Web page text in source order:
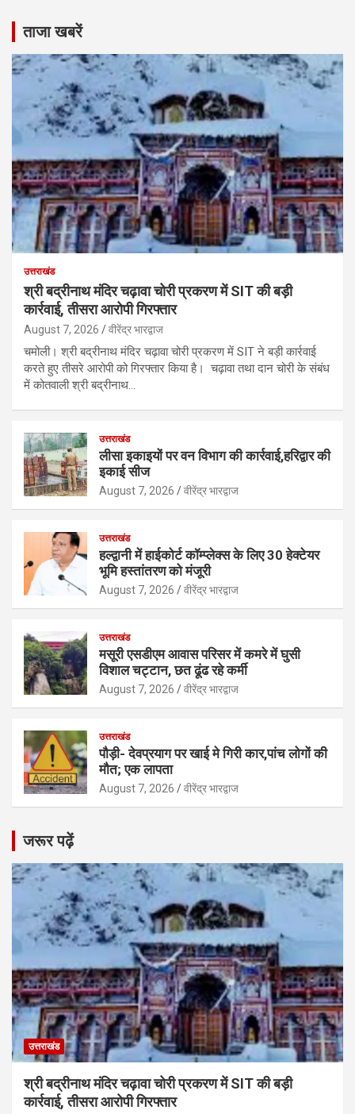
ताजा खबरें
उत्तराखंड
श्री बद्रीनाथ मंदिर चढ़ावा चोरी प्रकरण में SIT की बड़ी
कार्रवाई, तीसरा आरोपी गिरफ्तार
August 7, 2026 वीरेंद्र भारद्वाज
चमोली। श्री बद्रीनाथ मंदिर चढ़ावा चोरी प्रकरण में SIT ने बड़ी कार्रवाई
करते हुए तीसरे आरोपी को गिरफ्तार किया है। चढ़ावा तथा दान चोरी के संबंध
में कोतवाली श्री बद्रीनाथ…
उत्तराखंड
लीसा इकाइयों पर वन विभाग की कार्रवाई,हरिद्वार की
इकाई सीज
August 7, 2026 वीरेंद्र भारद्वाज
उत्तराखंड
हल्द्वानी में हाईकोर्ट कॉम्प्लेक्स के लिए 30 हेक्टेयर
भूमि हस्तांतरण को मंजूरी
August 7, 2026 वीरेंद्र भारद्वाज
उत्तराखंड
मसूरी एसडीएम आवास परिसर में कमरे में घुसी
विशाल चट्टान, छत ढूंढ रहे कर्मी
August 7, 2026 वीरेंद्र भारद्वाज
उत्तराखंड
पौड़ी- देवप्रयाग पर खाई मे गिरी कार,पांच लोगों की
मौत; एक लापता
August 7, 2026 वीरेंद्र भारद्वाज
जरूर पढ़ें
उत्तराखंड
श्री बद्रीनाथ मंदिर चढ़ावा चोरी प्रकरण में SIT की बड़ी
कार्रवाई, तीसरा आरोपी गिरफ्तार